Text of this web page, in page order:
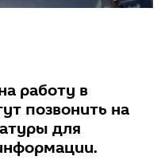
работу в
позвонить на
для